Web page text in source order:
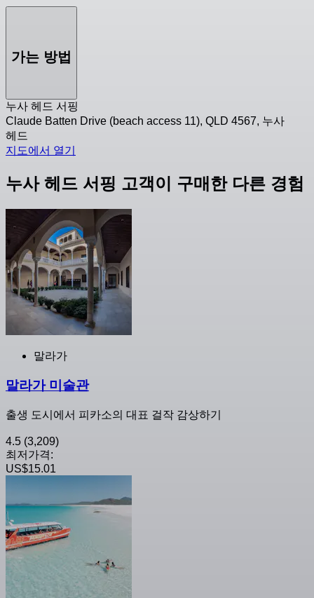
가는 방법
누사 헤드 서핑
Claude Batten Drive (beach access 11), QLD 4567, 누사
헤드
지도에서 열기
누사 헤드 서핑 고객이 구매한 다른 경험
말라가
말라가 미술관
출생 도시에서 피카소의 대표 걸작 감상하기
4.5 (3,209)
최저가격:
US$15.01